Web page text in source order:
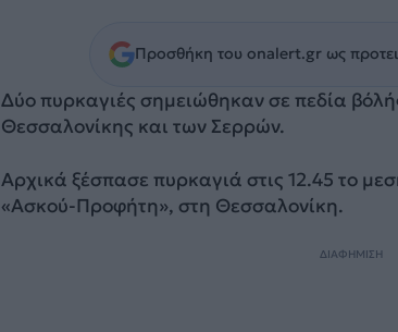
Προσθήκη του onalert.gr ως
Δύο πυρκαγιές σημειώθηκαν σε πεδία
Θεσσαλονίκης και των Σερρών.
Αρχικά ξέσπασε πυρκαγιά στις 12.45 το
«Ασκού-Προφήτη», στη Θεσσαλονίκη.
ΔΙΑΦΗΜΙΣΗ